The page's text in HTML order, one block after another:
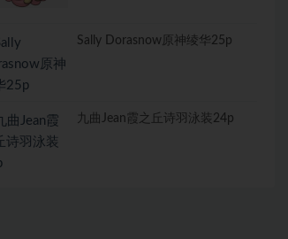
Sally Dorasnow原神绫华25p
九曲Jean霞之丘诗羽泳装24p